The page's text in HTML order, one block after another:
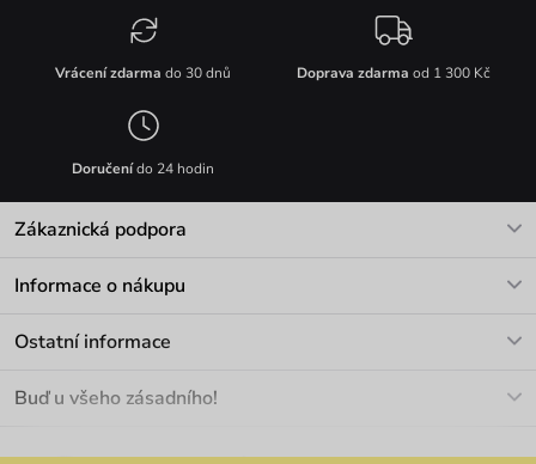
Vrácení zdarma do 30 dnů Doprava zdarma od 1 300 Kč
Doručenído 24 hodin
Zákaznická podpora
Informace o nákupu
Materiály a údržba
Ostatní informace
Velkoobchod
Buď u všeho zásadního!